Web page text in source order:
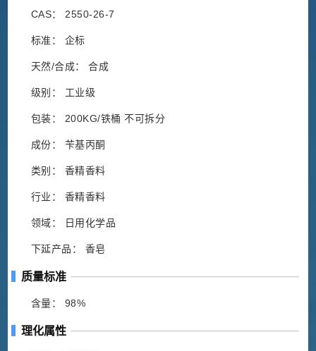
CAS： 2550-26-7
标准： 企标
天然/合成： 合成
级别： 工业级
包装： 200KG/铁桶 不可拆分
成份： 苄基丙酮
类别： 香精香料
行业： 香精香料
领域： 日用化学品
下延产品： 香皂
质量标准
含量： 98%
理化属性